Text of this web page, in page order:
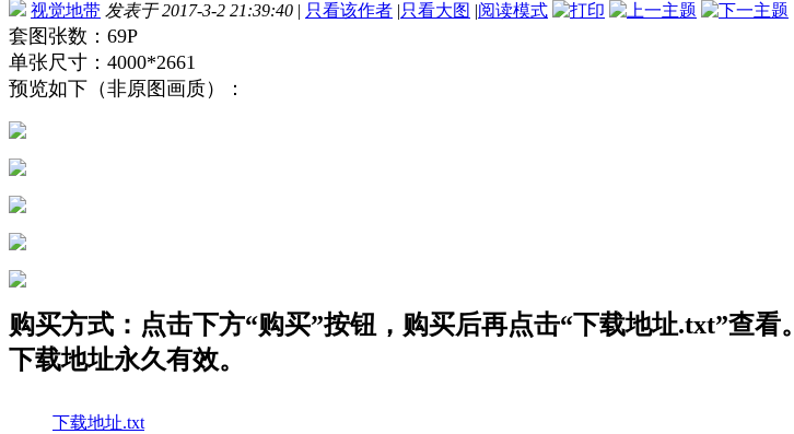
视觉地带 发表于 2017-3-2 21:39:40 | 只看该作者 |只看大图 |阅读模式
套图张数：69P
单张尺寸：4000*2661
预览如下（非原图画质）：
购买方式：点击下方“购买”按钮，购买后再点击“下载地址.txt”查看。
下载地址永久有效。
下载地址.txt